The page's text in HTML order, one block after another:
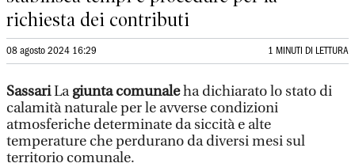
richiesta dei contributi
08 agosto 2024 16:29 1 MINUTI DI LETTURA
SassariLagiunta comunaleha dichiarato lo stato di
calamità naturale per le avverse condizioni
atmosferiche determinate da siccità e alte
temperature che perdurano da diversi mesi sul
territorio comunale.